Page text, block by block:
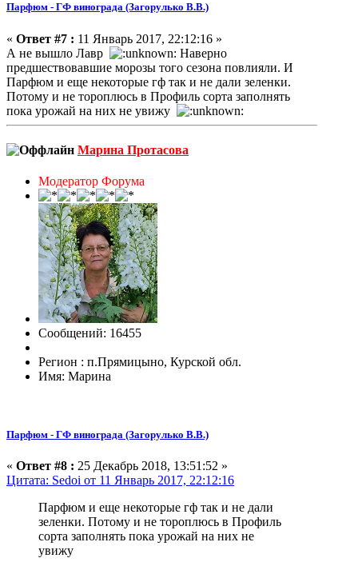
Парфюм - ГФ винограда (Загорулько В.В.)
« Ответ #7 : 11 Январь 2017, 22:12:16 »
А не вышло Лавр
Наверно
предшествовавшие морозы того сезона повлияли. И
Парфюм и еще некоторые гф так и не дали зеленки.
Потому и не тороплюсь в Профиль сорта заполнять
пока урожай на них не увижу
Марина Протасова
Модератор Форума
Сообщений: 16455
Регион : п.Прямицыно, Курской обл.
Имя: Марина
Парфюм - ГФ винограда (Загорулько В.В.)
« Ответ #8 : 25 Декабрь 2018, 13:51:52 »
Цитата: Sedoi от 11 Январь 2017, 22:12:16
Парфюм и еще некоторые гф так и не дали
зеленки. Потому и не тороплюсь в Профиль
сорта заполнять пока урожай на них не
увижу